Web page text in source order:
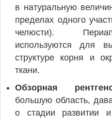
в натуральную
пределах одного
челюсти).
используются для
структуре корня и
ткани.
Обзорная
большую область,
о стадии развитии